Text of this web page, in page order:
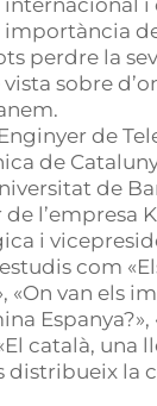
importància
perdre la
sobre
de
de
de
l’empresa
i
com
«On van els
català, una
distribueix la